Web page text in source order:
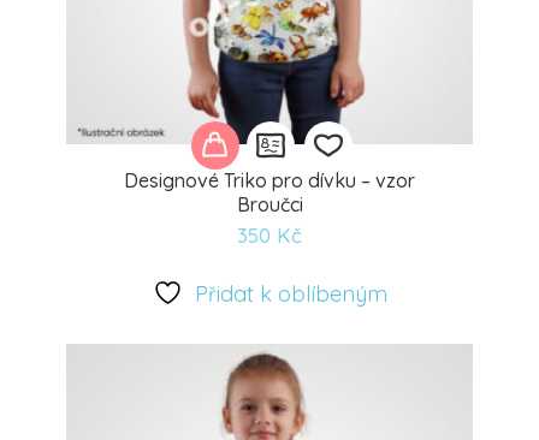
Designové Triko pro dívku – vzor
Broučci
350 Kč
k
oblíbeným
Přidat k oblíbeným